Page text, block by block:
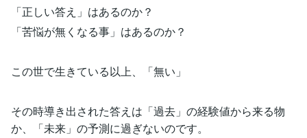
「正しい答え」はあるのか？
「苦悩が無くなる事」はあるのか？
この世で生きている以上、「無い」
その時導き出された答えは「過去」の経験値から来る物
か、「未来」の予測に過ぎないのです。